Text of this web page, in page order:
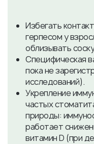
Избегать
герпесом у
облизывать
Специфическая
пока не
исследований).
Укрепление
частых
природы:
работает
витамин D (при